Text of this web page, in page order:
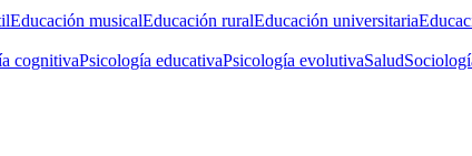
Educación musicalEducación ruralEducación universitaria
cognitivaPsicología educativaPsicología evolutivaSalud